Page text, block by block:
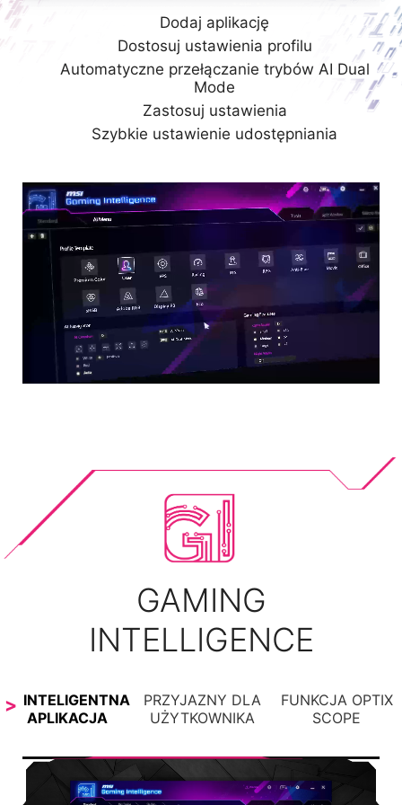
Dodaj aplikację
Dostosuj ustawienia profilu
Automatyczne przełączanie trybów AI Dual
Mode
Zastosuj ustawienia
Szybkie ustawienie udostępniania
GAMING
INTELLIGENCE
INTELIGENTNA
APLIKACJA
PRZYJAZNY DLA
UŻYTKOWNIKA
FUNKCJA OPTIX
SCOPE
FUNKCJA OPTIX SCOPE